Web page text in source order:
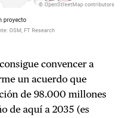
convencer a
un acuerdo que
de 98.000 millones
de aquí a 2035 (es